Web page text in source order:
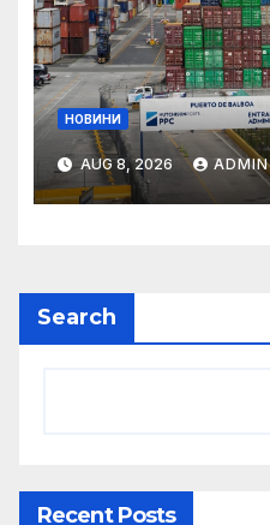
НОВИНИ
AUG 8, 2026 ADMIN
Search
Recent Posts